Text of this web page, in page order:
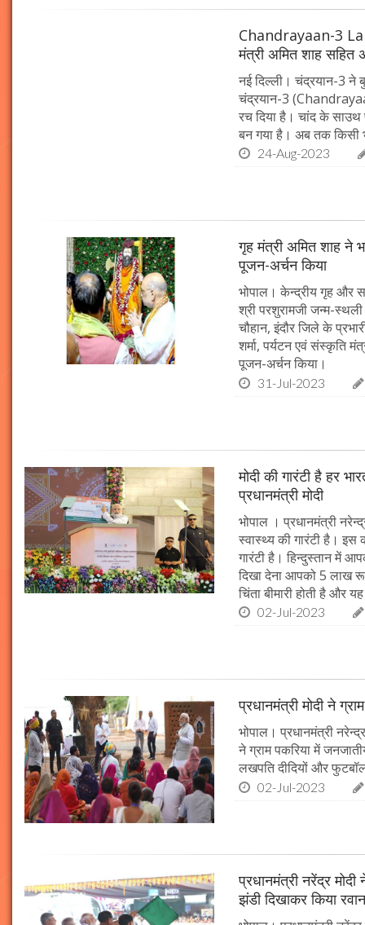
Chandrayaan-3
मंत्री अमित शाह सहित
नई दिल्ली। चंद्रयान-3 ने
चंद्रयान-3
रच दिया है। चांद के साउथ
बन गया है। अब तक किसी
24-Aug-2023
गृह मंत्री अमित शाह ने
पूजन-अर्चन किया
भोपाल। केन्द्रीय गृह और
श्री परशुरामजी जन्म-
चौहान, इंदौर जिले के
शर्मा, पर्यटन एवं संस्कृति
पूजन-अर्चन किया।
31-Jul-2023
मोदी की गारंटी है हर
प्रधानमंत्री मोदी
भोपाल । प्रधानमंत्री
स्वास्थ्य की गारंटी है।
गारंटी है। हिन्दुस्तान में
दिखा देना आपको 5 लाख
चिंता बीमारी होती है और
02-Jul-2023
प्रधानमंत्री मोदी ने
भोपाल। प्रधानमंत्री
ने ग्राम पकरिया में
लखपति दीदियों और
02-Jul-2023
प्रधानमंत्री नरेंद्र
झंडी दिखाकर किया